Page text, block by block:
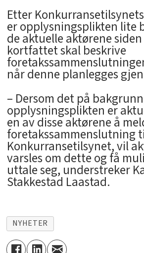
Etter
er opplysningsplikten lite
de aktuelle aktørene
kortfattet skal beskrive
når denne planlegges
– Dersom det på
opplysningsplikten er
en av disse aktørene å
foretakssammenslutning
Konkurransetilsynet, vil
varsles om dette og få
uttale seg, understreker
Stakkestad Laastad.
NYHETER